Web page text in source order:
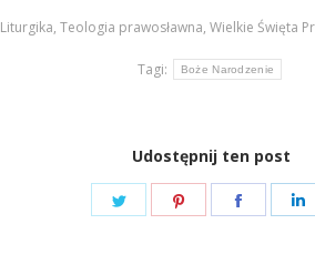
Liturgika, Teologia prawosławna, Wielkie Święta
Tagi: Boże Narodzenie
Udostępnij ten post
Share
Share
Share